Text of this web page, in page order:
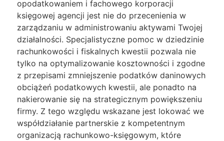
opodatkowaniem i fachowego korporacji
księgowej agencji jest nie do przecenienia w
zarządzaniu w administrowaniu aktywami Twojej
działalności. Specjalistyczne pomoc w dziedzinie
rachunkowości i fiskalnych kwestii pozwala nie
tylko na optymalizowanie kosztowności i zgodne
z przepisami zmniejszenie podatków daninowych
obciążeń podatkowych kwestii, ale ponadto na
nakierowanie się na strategicznym powiększeniu
firmy. Z tego względu wskazane jest lokować we
współdziałanie partnerskie z kompetentnym
organizacją rachunkowo-księgowym, które